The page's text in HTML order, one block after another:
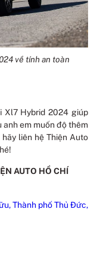
về tính an toàn
Xl7 Hybrid 2024 giúp
anh em muốn độ thêm
liên hệ Thiện Auto
AUTO HỒ CHÍ
Thành phố Thủ Đức,